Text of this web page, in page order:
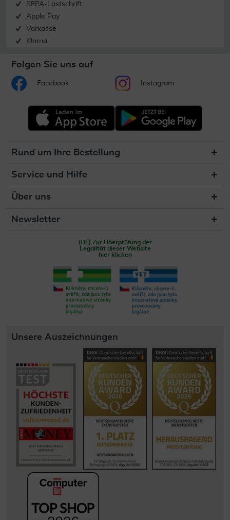
SEPA-Lastschrift
Apple Pay
Vorkasse
Klarna
Folgen Sie uns auf
Facebook Instagram
Rund um Ihre Bestellung
Service und Hilfe
Über uns
Newsletter
(DE) Zur Überprüfung der
Legalität dieser Website
hier klicken
Unsere Auszeichnungen